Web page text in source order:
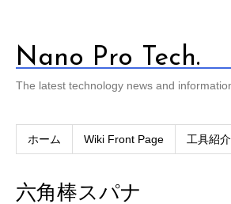
Nano Pro Tech.
The latest technology news and
ホーム Wiki Front Page 工具紹介
六角棒スパナ